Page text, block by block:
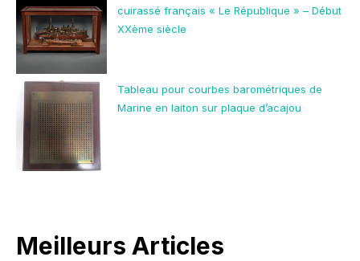
cuirassé français « Le République » – Début
XXème siècle
Tableau pour courbes barométriques de
Marine en laiton sur plaque d’acajou
Meilleurs Articles